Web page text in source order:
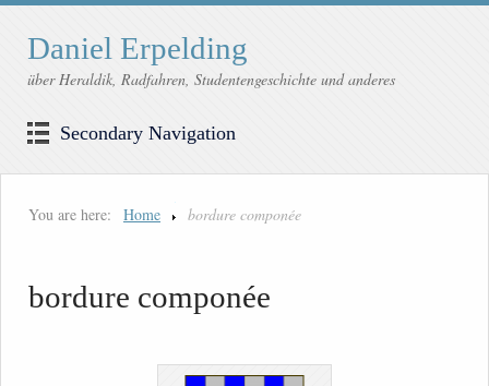
Daniel Erpelding
über Heraldik, Radfahren, Studentengeschichte und anderes
Secondary Navigation
You are here: Home bordure componée
bordure componée